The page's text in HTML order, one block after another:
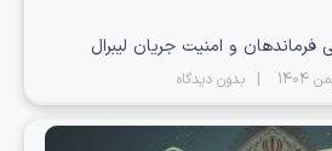
و امنیت جریان لیبرال
بدون دیدگاه